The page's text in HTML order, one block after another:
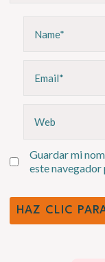
Guardar mi
este navegador